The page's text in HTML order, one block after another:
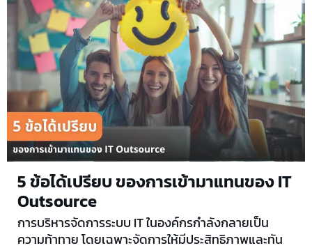
5 ข้อได้เปรียบ ของการเข้ามาแทนของ IT
Outsource
การบริหารจัดการระบบ IT ในองค์กรกำลังกลายเป็น
ความท้าทาย โดยเฉพาะจัดการให้มีประสิทธิภาพและทัน